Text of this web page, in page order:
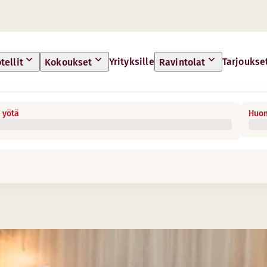
Kokoukset Yrityksille Ravintolat
yötä